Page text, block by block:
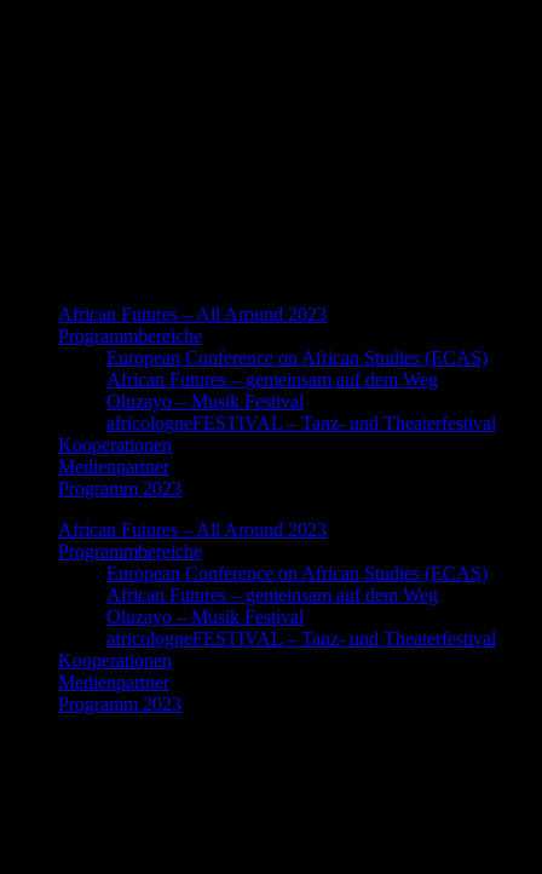
African Futures – All Around 2023
Programmbereiche
European Conference on African Studies (ECAS)
African Futures – gemeinsam auf dem Weg
Oluzayo – Musik Festival
africologneFESTIVAL – Tanz- und Theaterfestival
Kooperationen
Medienpartner
Programm 2023
African Futures – All Around 2023
Programmbereiche
European Conference on African Studies (ECAS)
African Futures – gemeinsam auf dem Weg
Oluzayo – Musik Festival
africologneFESTIVAL – Tanz- und Theaterfestival
Kooperationen
Medienpartner
Programm 2023